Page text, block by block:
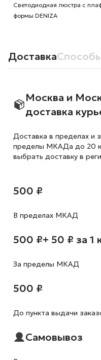
Светодиодная люстра с
формы DENIZA
Доставка
Москва и
доставка
Доставка в пределах и
пределы МКАДа до 20
выбрать доставку в
500 ₽
В пределах МКАД
500 ₽+ 50 ₽ за 1
За пределы МКАД
500 ₽
До пункта выдачи
Самовывоз